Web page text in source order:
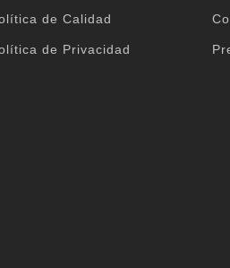
de Calidad
de Privacidad